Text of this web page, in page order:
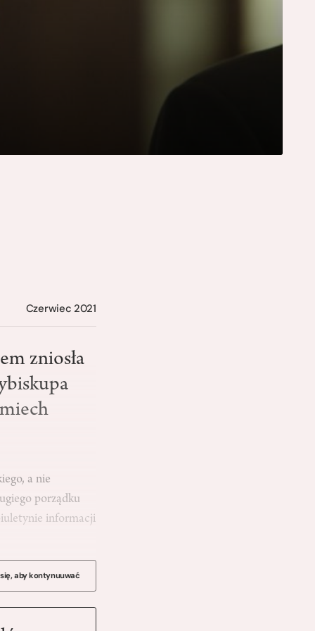
Czerwiec 2021
zniosła
a nie
porządku
informacji
aby kontynuuwać